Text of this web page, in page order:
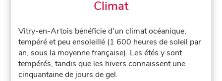
Climat
Vitry-en-Artois bénéficie d'un climat océanique,
tempéré et peu ensoleillé (1 600 heures de soleil par
an, sous la moyenne française). Les étés y sont
tempérés, tandis que les hivers connaissent une
cinquantaine de jours de gel.